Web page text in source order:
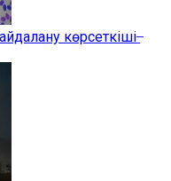
көрсеткіші